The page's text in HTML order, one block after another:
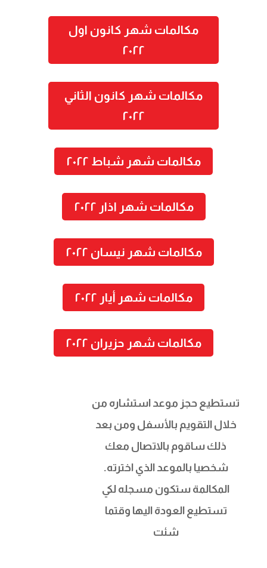
مكالمات شهر كانون اول
٢٠٢٢
مكالمات شهر كانون الثاني
٢٠٢٢
مكالمات شهر شباط ٢٠٢٢
مكالمات شهر اذار ٢٠٢٢
مكالمات شهر نيسان ٢٠٢٢
مكالمات شهر أيار ٢٠٢٢
مكالمات شهر حزيران ٢٠٢٢
تستطيع حجز موعد استشاره من
خلال التقويم بالأسفل ومن بعد
ذلك ساقوم بالاتصال معك
شخصيا بالموعد الذي اخترته.
المكالمة ستكون مسجله لكي
تستطيع العودة اليها وقتما
شئت